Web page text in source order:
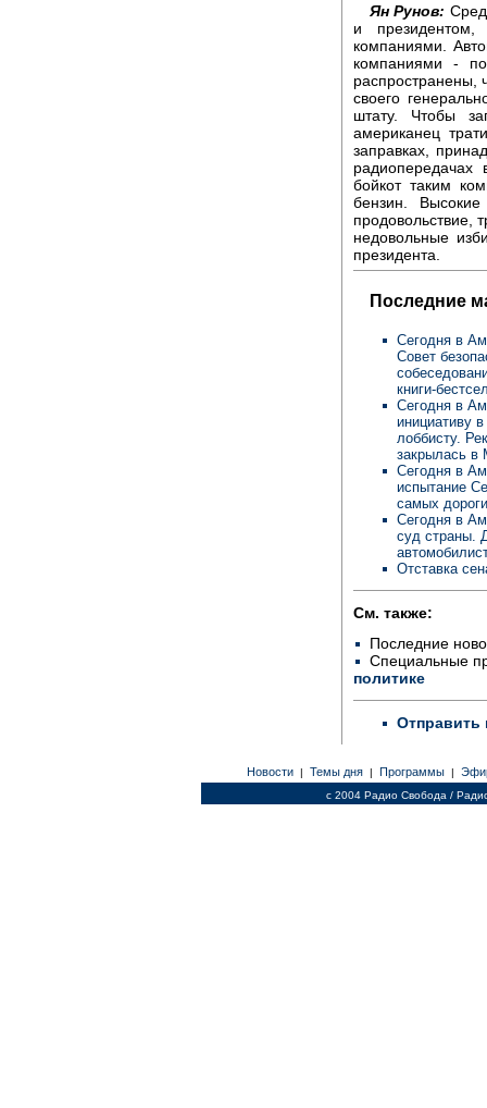
Ян Рунов:
и
компаниями.
компаниями -
своего
штату. Чтобы
американец
заправках,
радиопередачах
бойкот таким
бензин.
продовольствие,
недовольные
президента.
Последние
Сегодня в
Совет
книги-
Сегодня в
инициативу
лоббисту.
закрылась в
Сегодня в
испытание
самых
Сегодня в
суд страны.
Отставка
См. также:
Последние
Специальные
политике
Отправить
Новости | Темы дня | Программы |
c 2004 Радио Свобода /